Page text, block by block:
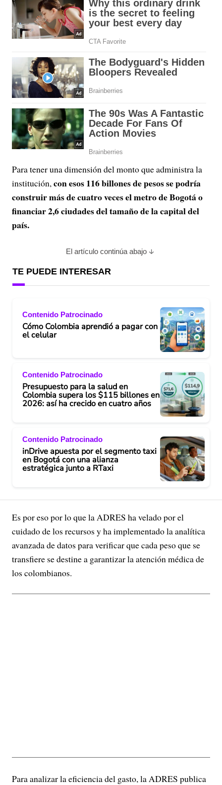
Para tener una dimensión del monto que administra la
institución,con esos 116 billones de pesos se podría
construir más de cuatro veces el metro de Bogotá o
financiar 2,6 ciudades del tamaño de la capital del
país.
El artículo continúa abajo
TE PUEDE INTERESAR
Contenido Patrocinado
Cómo Colombia aprendió a pagar con
el celular
Contenido Patrocinado
Presupuesto para la salud en
Colombia supera los $115 billones en
2026: así ha crecido en cuatro años
Contenido Patrocinado
inDrive apuesta por el segmento taxi
en Bogotá con una alianza
estratégica junto a RTaxi
Es por eso por lo que la ADRES ha velado por el
cuidado de los recursos y ha implementado la analítica
avanzada de datos para verificar que cada peso que se
transfiere se destine a garantizar la atención médica de
los colombianos.
Para analizar la eficiencia del gasto, la ADRES publica